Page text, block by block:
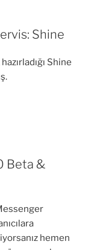
Shine
Shine
Beta &
hemen